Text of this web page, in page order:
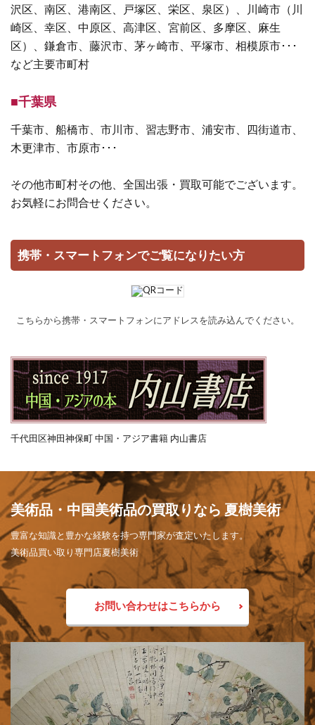
沢区、南区、港南区、戸塚区、栄区、泉区）、川崎市（川
崎区、幸区、中原区、高津区、宮前区、多摩区、麻生
区）、鎌倉市、藤沢市、茅ヶ崎市、平塚市、相模原市･･･
など主要市町村
■千葉県
千葉市、船橋市、市川市、習志野市、浦安市、四街道市、
木更津市、市原市･･･
その他市町村その他、全国出張・買取可能でございます。
お気軽にお問合せください。
携帯・スマートフォンでご覧になりたい方
こちらから携帯・スマートフォンにアドレスを読み込んでください。
千代田区神田神保町 中国・アジア書籍 内山書店
美術品・中国美術品の買取りなら 夏樹美術
豊富な知識と豊かな経験を持つ専門家が査定いたします。
美術品買い取り専門店夏樹美術
お問い合わせはこちらから